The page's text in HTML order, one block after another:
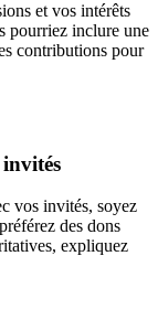
et vos intérêts
pourriez inclure une
contributions pour
vos invités, soyez
des dons
expliquez